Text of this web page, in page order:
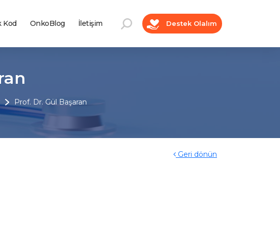
Kod OnkoBlog İletişim Destek Olalım
Prof. Dr. Gül Başaran
Geri dönün